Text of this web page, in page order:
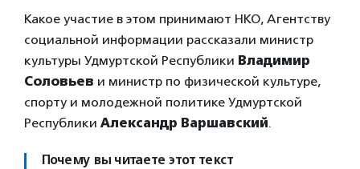
Какое участие в этом принимают НКО, Агентству
социальной информации рассказали министр
культуры Удмуртской Республики Владимир
Соловьев и министр по физической культуре,
спорту и молодежной политике Удмуртской
Республики Александр Варшавский.
Почему вы читаете этот текст